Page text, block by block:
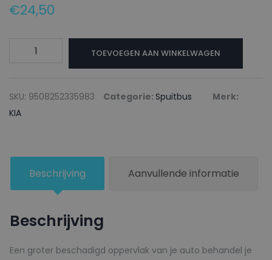
€24,50
Blanke
lak
SPARKLING
SILVER
-
aantal
TOEVOEGEN AAN WINKELWAGEN
SKU: 9508252335983 Categorie: Spuitbus
Merk:
KIA
Beschrijving Aanvullende informatie
Beschrijving
Een groter beschadigd oppervlak van je auto behandel je